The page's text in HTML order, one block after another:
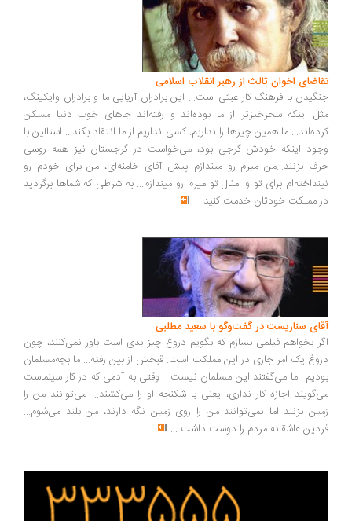
اخوان ثالث از رهبر انقلاب اسلامی
با فرهنگ کار عبثی است... این برادران آریایی ما و برادران وایکینگ،
اینکه سحرخیزتر از ما بوده‌اند و رفته‌اند جاهای خوب دنیا مسکن
ما همین چیزها را نداریم. کسی نداریم از ما انتقاد بکند... استالین با
اینکه خودش گرجی بود، می‌خواست در گرجستان نیز همه روسی
بزنند...من میرم رو میندازم پیش آقای خامنه‌ای، من برای خودم رو
برای تو و امثال تو میرم رو میندازم... به شرطی که شماها برگردید
مملکت خودتان خدمت کنید...
سناریست در گفت‌وگو با سعید مطلبی
بخواهم فیلمی بسازم که بگویم دروغ چیز بدی است باور نمی‌کنند، چون
یک امر جاری در این مملکت است. قبحش از بین رفته... ما بچه‌مسلمان
اما می‌گفتند این مسلمان نیست... وقتی به آدمی که در کار سینماست
اجازه کار نداری، یعنی با شکنجه او را می‌کشند... می‌توانند من را
بزنند اما نمی‌توانند من را روی زمین نگه دارند، من بلند می‌شوم...
عاشقانه مردم را دوست داشت ...